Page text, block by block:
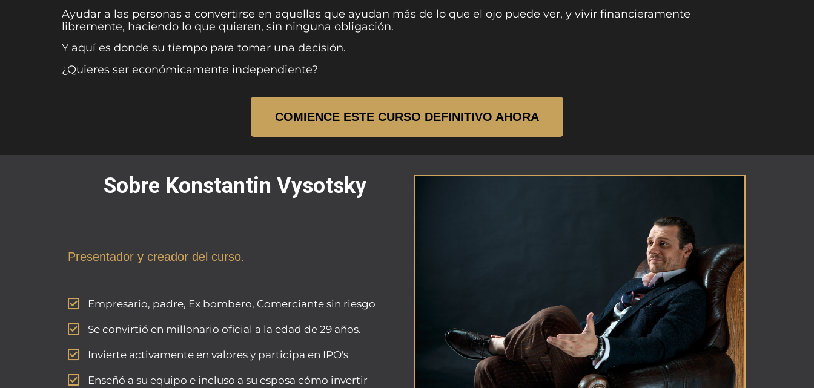
Ayudar a las personas a convertirse en aquellas que ayudan más de lo que el ojo puede ver, y vivir financieramente
libremente, haciendo lo que quieren, sin ninguna obligación.
Y aquí es donde su tiempo para tomar una decisión.
¿Quieres ser económicamente independiente?
COMIENCE ESTE CURSO DEFINITIVO AHORA
Sobre Konstantin Vysotsky
Presentador y creador del curso.
Empresario, padre, Ex bombero, Comerciante sin riesgo
Se convirtió en millonario oficial a la edad de 29 años.
Invierte activamente en valores y participa en IPO's
Enseñó a su equipo e incluso a su esposa cómo invertir